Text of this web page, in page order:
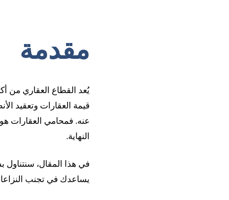
مقدمة
يُعد القطاع العقاري من
قيمة العقارات وتعقيد
عنه. فمحامي العقارات
النهاية.
في هذا المقال، سنتناول
يساعدك في تجنب